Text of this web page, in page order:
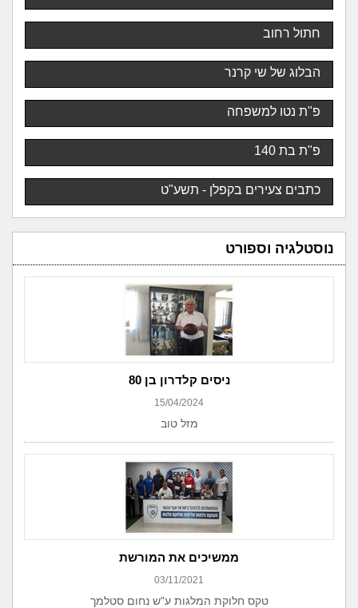
חתול רחוב
הבלוג של שי קרנר
פ"ת נטו למשפחה
פ"ת בת 140
כתבים צעירים בקפלן - תשע"ט
נוסטלגיה וספורט
ניסים קלדרון בן 80
15/04/2024
מזל טוב
ממשיכים את המורשת
03/11/2021
טקס חלוקת המלגות ע"ש נחום סטלמך